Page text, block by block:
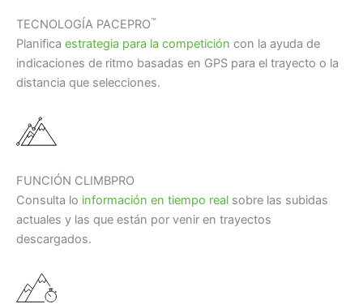
TECNOLOGÍA PACEPRO™
Planifica estrategia para la competición con la ayuda de
indicaciones de ritmo basadas en GPS para el trayecto o la
distancia que selecciones.
FUNCIÓN CLIMBPRO
Consulta lo información en tiempo real sobre las subidas
actuales y las que están por venir en trayectos
descargados.